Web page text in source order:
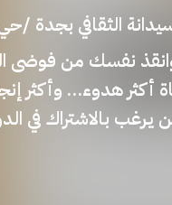
الثقافي بجدة /
بالاشتراك في